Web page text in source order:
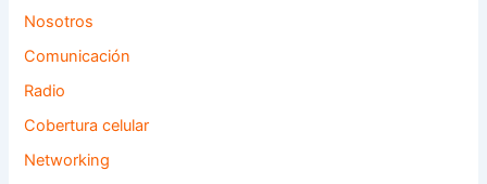
Nosotros
Comunicación
Radio
Cobertura celular
Networking